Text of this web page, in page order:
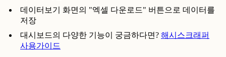
데이터보기 화면의 "엑셀 다운로드" 버튼으로 데이터를
저장
대시보드의 다양한 기능이 궁금하다면? 해시스크래퍼
사용가이드